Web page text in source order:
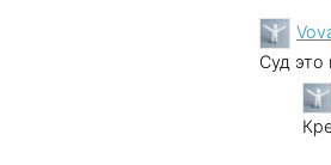
Суд это